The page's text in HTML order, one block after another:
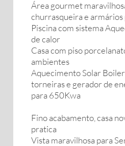
Área gourmet
churrasqueira e armários
Piscina com sistema
de calor
Casa com piso
ambientes
Aquecimento Solar
torneiras e gerador de
para 650Kwa
Fino acabamento, casa
pratica
Vista maravilhosa para